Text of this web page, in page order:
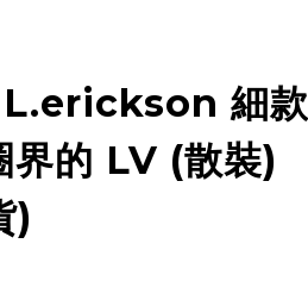
L.erickson 細款
界的 LV (散裝)
)